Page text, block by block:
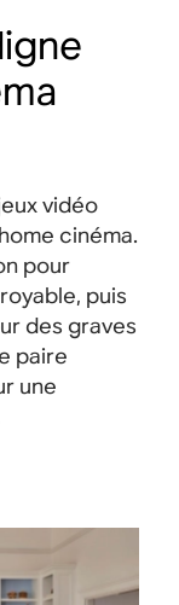
vidéo
cinéma.
pour
puis
des graves
paire
une